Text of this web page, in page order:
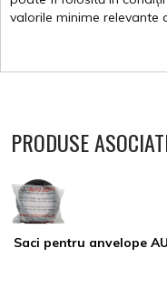
valorile minime relevante
PRODUSE
Saci pentru anvelope